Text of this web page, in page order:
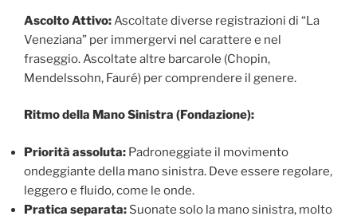
Ascolto Attivo:Ascoltate diverse registrazioni di “La
Veneziana” per immergervi nel carattere e nel
fraseggio. Ascoltate altre barcarole (Chopin,
Mendelssohn, Fauré) per comprendere il genere.
Ritmo della Mano Sinistra (Fondazione):
Priorità assoluta: Padroneggiate il movimento
ondeggiante della mano sinistra. Deve essere regolare,
leggero e fluido, come le onde.
Pratica separata: Suonate solo la mano sinistra, molto